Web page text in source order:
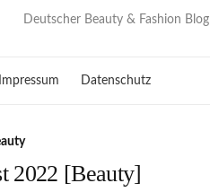
Deutscher Beauty & Fashion Blog
Impressum Datenschutz
2022 [Beauty]